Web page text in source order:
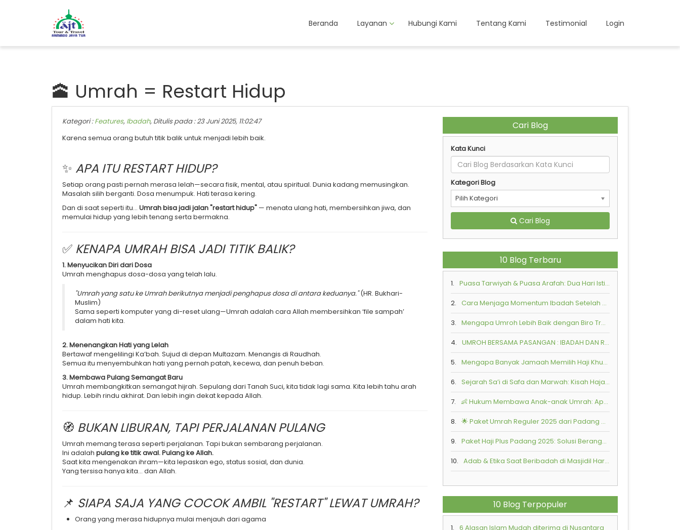
Beranda Layanan Hubungi Kami Tentang Kami Testimonial Login
🕋 Umrah = Restart Hidup
Kategori :Features, Ibadah, Ditulis pada : 23 Juni 2025, 11:02:47
Karena semua orang butuh titik balik untuk menjadi lebih baik.
✨ APA ITU RESTART HIDUP?
Setiap orang pasti pernah merasa lelah—secara fisik, mental, atau spiritual. Dunia kadang memusingkan.
Masalah silih berganti. Dosa menumpuk. Hati terasa kering.
Dan di saat seperti itu… Umrah bisa jadi jalan "restart hidup" — menata ulang hati, membersihkan jiwa, dan
memulai hidup yang lebih tenang serta bermakna.
✅ KENAPA UMRAH BISA JADI TITIK BALIK?
1. Menyucikan Diri dari Dosa
Umrah menghapus dosa-dosa yang telah lalu.
"Umrah yang satu ke Umrah berikutnya menjadi penghapus dosa di antara keduanya."(HR. Bukhari-
Muslim)
Sama seperti komputer yang di-reset ulang—Umrah adalah cara Allah membersihkan ‘file sampah’
dalam hati kita.
2. Menenangkan Hati yang Lelah
Bertawaf mengelilingi Ka’bah. Sujud di depan Multazam. Menangis di Raudhah.
Semua itu menyembuhkan hati yang pernah patah, kecewa, dan penuh beban.
3. Membawa Pulang Semangat Baru
Umrah membangkitkan semangat hijrah. Sepulang dari Tanah Suci, kita tidak lagi sama. Kita lebih tahu arah
hidup. Lebih rindu akhirat. Dan lebih ingin dekat kepada Allah.
🧭 BUKAN LIBURAN, TAPI PERJALANAN PULANG
Umrah memang terasa seperti perjalanan. Tapi bukan sembarang perjalanan.
Ini adalah pulang ke titik awal. Pulang ke Allah.
Saat kita mengenakan ihram—kita lepaskan ego, status sosial, dan dunia.
Yang tersisa hanya kita… dan Allah.
📌 SIAPA SAJA YANG COCOK AMBIL "RESTART" LEWAT UMRAH?
Orang yang merasa hidupnya mulai menjauh dari agama
Cari Blog
Kata Kunci
Kategori Blog
Pilih Kategori
Cari Blog
10 Blog Terbaru
1. Puasa Tarwiyah & Puasa Arafah: Dua Hari Istimewa Penuh Keutamaan di Bulan Zulhijah
2. Cara Menjaga Momentum Ibadah Setelah Pulang dari Tanah Suci
3. Mengapa Umroh Lebih Baik dengan Biro Travel Resmi?
4. UMROH BERSAMA PASANGAN : IBADAH DAN ROMANTIKA SPIRITUAL
5. Mengapa Banyak Jamaah Memilih Haji Khusus ?
6. Sejarah Sa’i di Safa dan Marwah: Kisah Hajar & Ismail
7. 👶 Hukum Membawa Anak-anak Umrah: Apa yang Perlu Diketahui?
8. 🌟 Paket Umrah Reguler 2025 dari Padang – Bersama Armindo Jaya Tur
9. Paket Haji Plus Padang 2025: Solusi Berangkat Haji Lebih Cepat Bersama Armindo Jaya Tur
10. Adab & Etika Saat Beribadah di Masjidil Haram
10 Blog Terpopuler
1. 6 Alasan Islam Mudah diterima di Nusantara